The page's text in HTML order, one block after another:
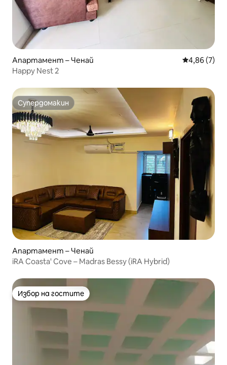
Апартамент – Ченай Средна
4,86 (7)
Happy Nest 2
Супердомакин
Супердомакин
Апартамент – Ченай
iRA Coasta' Cove – Madras Bessy (iRA Hybrid)
Избор на гостите
Избор на гостите